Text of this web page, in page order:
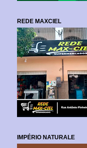
REDE MAXCIEL
IMPÉRIO NATURALE